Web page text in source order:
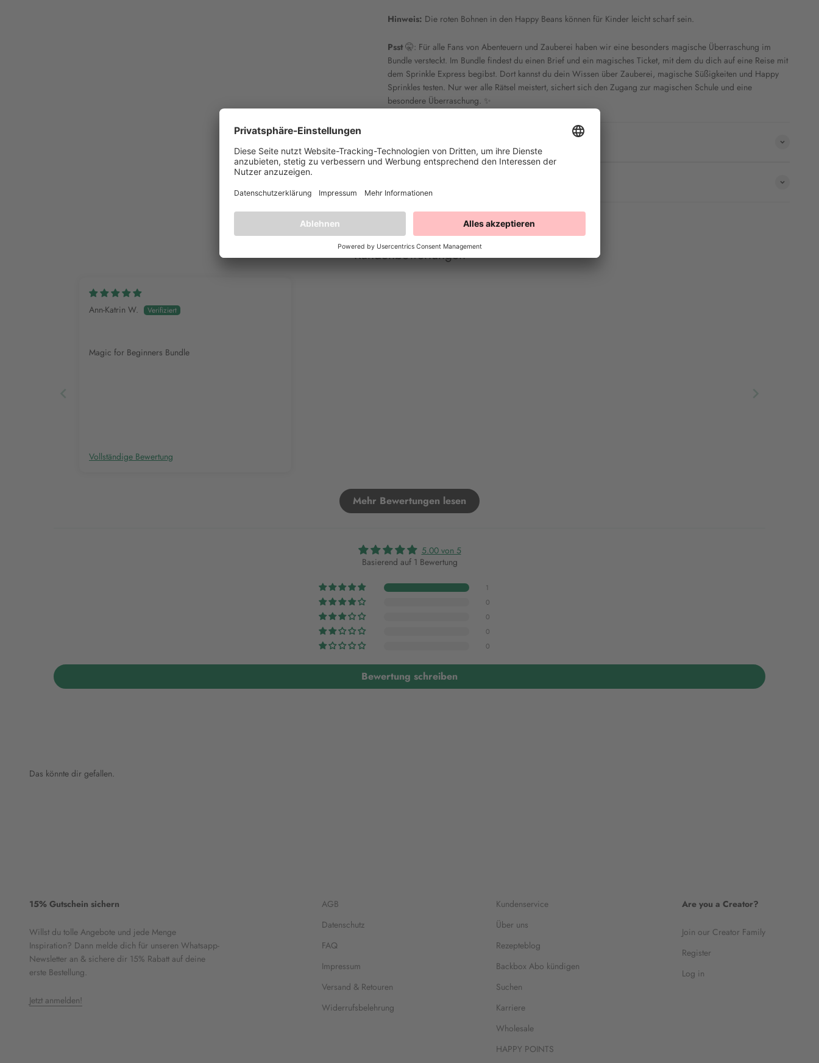
Hinweis: Die roten Bohnen in den Happy Beans können für Kinder leicht scharf sein.
Psst 🤫: Für alle Fans von Abenteuern und Zauberei haben wir eine besonders magische Überraschung im
Bundle versteckt. Im Bundle findest du einen Brief und ein magisches Ticket, mit dem du dich auf eine Reise mit
dem Sprinkle Express begibst. Dort kannst du dein Wissen über Zauberei, magische Süßigkeiten und Happy
Sprinkles testen. Nur wer alle Rätsel meistert, sichert sich den Zugang zur magischen Schule und eine
besondere Überraschung. ✨
Kundenbewertungen
Ann-Katrin W.
Magic for Beginners Bundle
Vollständige Bewertung
Mehr Bewertungen lesen
5.00 von 5
Basierend auf 1 Bewertung
1
0
0
0
0
Bewertung schreiben
Das könnte dir gefallen.
15% Gutschein sichern
Willst du tolle Angebote und jede Menge
Inspiration? Dann melde dich für unseren Whatsapp-
Newsletter an & sichere dir 15% Rabatt auf deine
erste Bestellung.
Jetzt anmelden!
AGB
Datenschutz
FAQ
Impressum
Versand & Retouren
Widerrufsbelehrung
Kundenservice
Über uns
Rezepteblog
Backbox Abo kündigen
Suchen
Karriere
Wholesale
HAPPY POINTS
Are you a Creator?
Join our Creator Family
Register
Log in